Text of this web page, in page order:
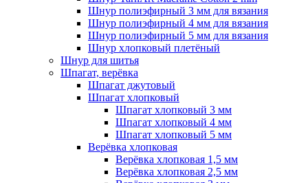
Шнур полиэфирный 3 мм для вязания
Шнур полиэфирный 4 мм для вязания
Шнур полиэфирный 5 мм для вязания
Шнур хлопковый плетёный
Шнур для шитья
Шпагат, верёвка
Шпагат джутовый
Шпагат хлопковый
Шпагат хлопковый 3 мм
Шпагат хлопковый 4 мм
Шпагат хлопковый 5 мм
Верёвка хлопковая
Верёвка хлопковая 1,5 мм
Верёвка хлопковая 2,5 мм